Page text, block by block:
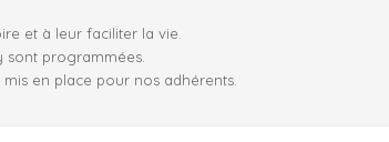
et à leur faciliter la vie.
sont programmées.
en place pour nos adhérents.